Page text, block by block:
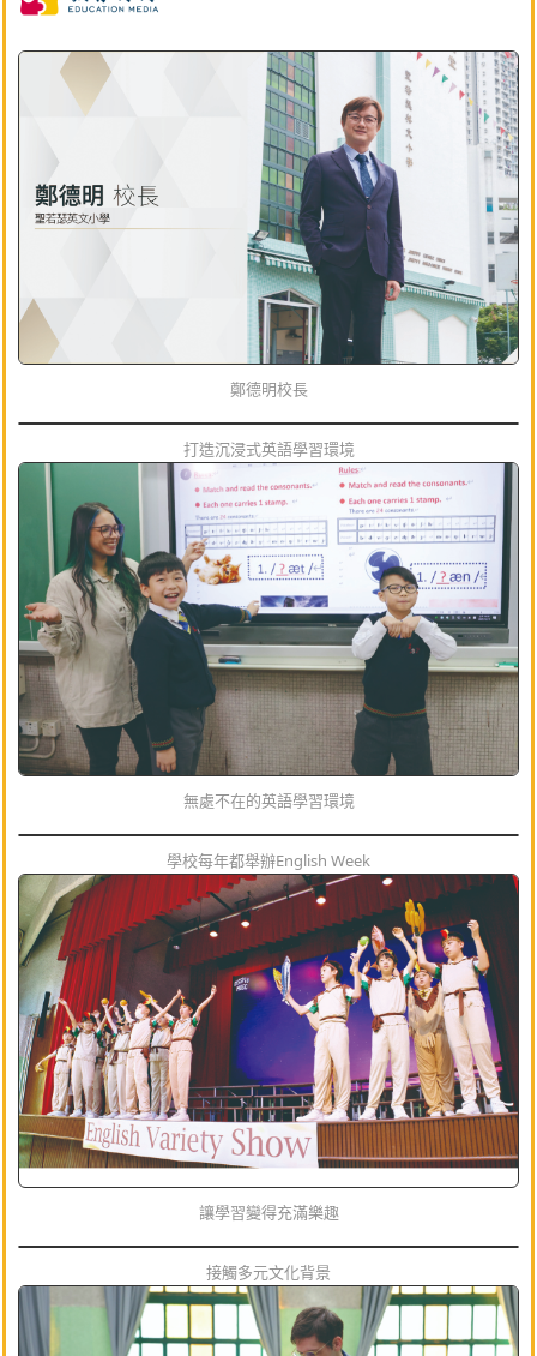
鄭德明校長
打造沉浸式英語學習環境
無處不在的英語學習環境
學校每年都舉辦English Week
讓學習變得充滿樂趣
接觸多元文化背景